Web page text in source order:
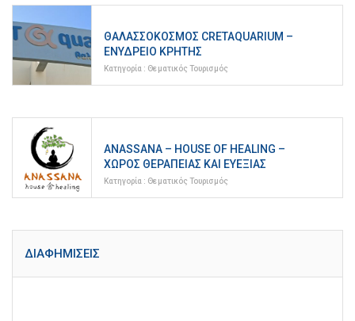
ΘΑΛΑΣΣΌΚΟΣΜΟΣ CRETAQUARIUM –
ΕΝΥΔΡΕΙΟ ΚΡΗΤΗΣ
Κατηγορία : Θεματικός Τουρισμός
ANASSANA – HOUSE OF HEALING –
ΧΏΡΟΣ ΘΕΡΑΠΕΊΑΣ ΚΑΙ ΕΥΕΞΊΑΣ
Κατηγορία : Θεματικός Τουρισμός
ΔΙΑΦΗΜΊΣΕΙΣ